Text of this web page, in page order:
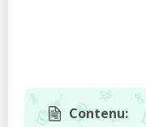
Contenu: